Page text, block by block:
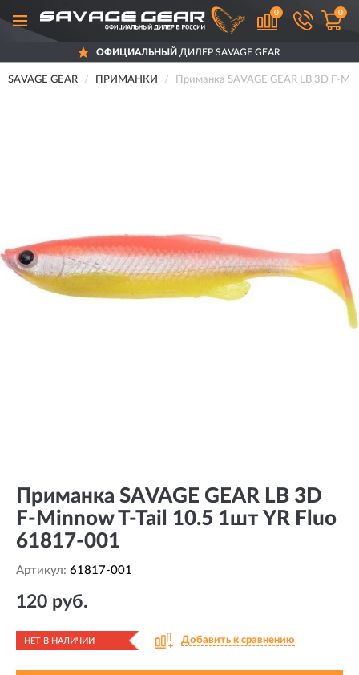
0 0
ОФИЦИАЛЬНЫЙ ДИЛЕР SAVAGE GEAR
SAVAGE GEAR ПРИМАНКИ Приманка SAVAGE GEAR LB 3D F-
Приманка SAVAGE GEAR LB 3D
F-Minnow T-Tail 10.5 1шт YR Fluo
61817-001
Артикул: 61817-001
120 руб.
НЕТ В НАЛИЧИИ Добавить к сравнению